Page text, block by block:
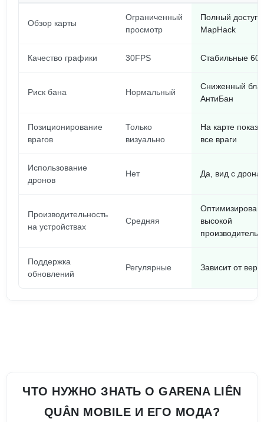
Обзор карты
Ограниченный
просмотр
Полный доступ
MapHack
Качество графики 30FPS Стабильные
Риск бана Нормальный
Сниженный
АнтиБан
Позиционирование
врагов
Только
визуально
На карте
все враги
Использование
дронов
Нет Да, вид с дрона
Производительность
на устройствах
Средняя
высокой
Поддержка
обновлений
Регулярные Зависит от
ЧТО НУЖНО ЗНАТЬ О GARENA LIÊN
QUÂN MOBILE И ЕГО МОДА?